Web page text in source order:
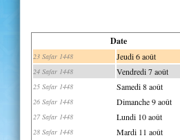
Date
23 Safar 1448 Jeudi 6 août
24 Safar 1448 Vendredi 7 août
25 Safar 1448 Samedi 8 août
26 Safar 1448 Dimanche 9 août
27 Safar 1448 Lundi 10 août
28 Safar 1448 Mardi 11 août